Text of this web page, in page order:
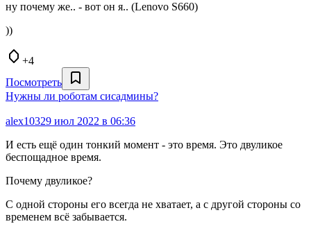
ну почему же.. - вот он я.. (Lenovo S660)
))
+4
Посмотреть
Нужны ли роботам сисадмины?
alex10329 июл 2022 в 06:36
И есть ещё один тонкий момент - это время. Это двуликое
беспощадное время.
Почему двуликое?
С одной стороны его всегда не хватает, а с другой стороны со
временем всё забывается.